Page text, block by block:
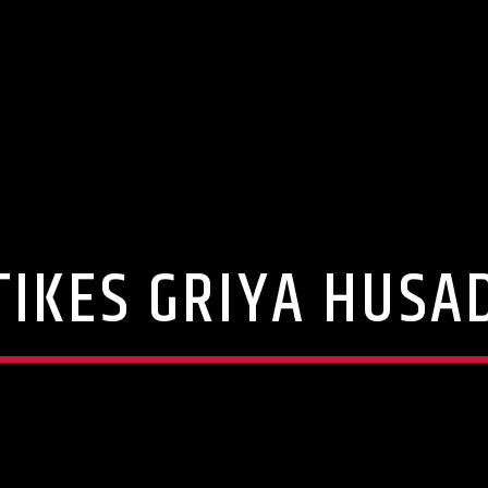
GRIYA